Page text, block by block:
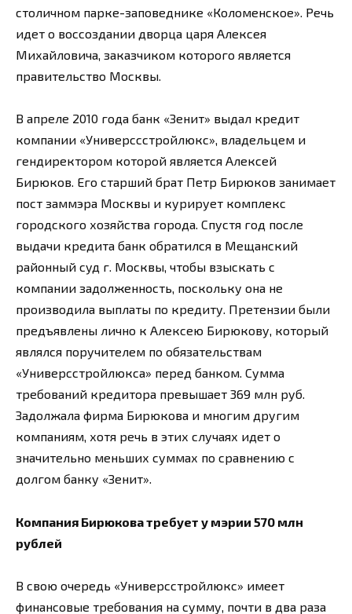
столичном парке-заповеднике «Коломенское». Речь
идет о воссоздании дворца царя Алексея
Михайловича, заказчиком которого является
правительство Москвы.
В апреле 2010 года банк «Зенит» выдал кредит
компании «Универссстройлюкс», владельцем и
гендиректором которой является Алексей
Бирюков. Его старший брат Петр Бирюков занимает
пост заммэра Москвы и курирует комплекс
городского хозяйства города. Спустя год после
выдачи кредита банк обратился в Мещанский
районный суд г. Москвы, чтобы взыскать с
компании задолженность, поскольку она не
производила выплаты по кредиту. Претензии были
предъявлены лично к Алексею Бирюкову, который
являлся поручителем по обязательствам
«Универсстройлюкса» перед банком. Сумма
требований кредитора превышает 369 млн руб.
Задолжала фирма Бирюкова и многим другим
компаниям, хотя речь в этих случаях идет о
значительно меньших суммах по сравнению с
долгом банку «Зенит».
Компания Бирюкова требует у мэрии 570 млн
рублей
В свою очередь «Универсстройлюкс» имеет
финансовые требования на сумму, почти в два раза